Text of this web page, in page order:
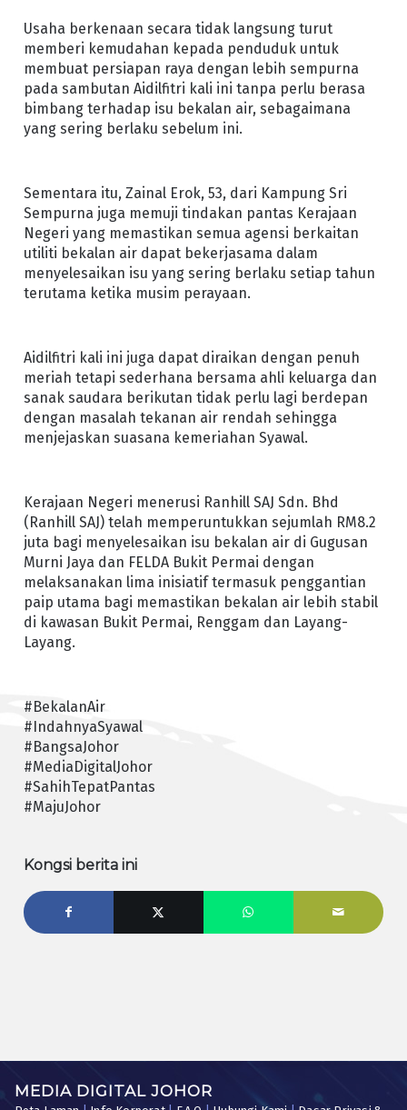
Usaha berkenaan secara tidak langsung turut
memberi kemudahan kepada penduduk untuk
membuat persiapan raya dengan lebih sempurna
pada sambutan Aidilfitri kali ini tanpa perlu berasa
bimbang terhadap isu bekalan air, sebagaimana
yang sering berlaku sebelum ini.
Sementara itu, Zainal Erok, 53, dari Kampung Sri
Sempurna juga memuji tindakan pantas Kerajaan
Negeri yang memastikan semua agensi berkaitan
utiliti bekalan air dapat bekerjasama dalam
menyelesaikan isu yang sering berlaku setiap tahun
terutama ketika musim perayaan.
Aidilfitri kali ini juga dapat diraikan dengan penuh
meriah tetapi sederhana bersama ahli keluarga dan
sanak saudara berikutan tidak perlu lagi berdepan
dengan masalah tekanan air rendah sehingga
menjejaskan suasana kemeriahan Syawal.
Kerajaan Negeri menerusi Ranhill SAJ Sdn. Bhd
(Ranhill SAJ) telah memperuntukkan sejumlah RM8.2
juta bagi menyelesaikan isu bekalan air di Gugusan
Murni Jaya dan FELDA Bukit Permai dengan
melaksanakan lima inisiatif termasuk penggantian
paip utama bagi memastikan bekalan air lebih stabil
di kawasan Bukit Permai, Renggam dan Layang-
Layang.
#BekalanAir
#IndahnyaSyawal
#BangsaJohor
#MediaDigitalJohor
#SahihTepatPantas
#MajuJohor
Kongsi berita ini
MEDIA DIGITAL JOHOR